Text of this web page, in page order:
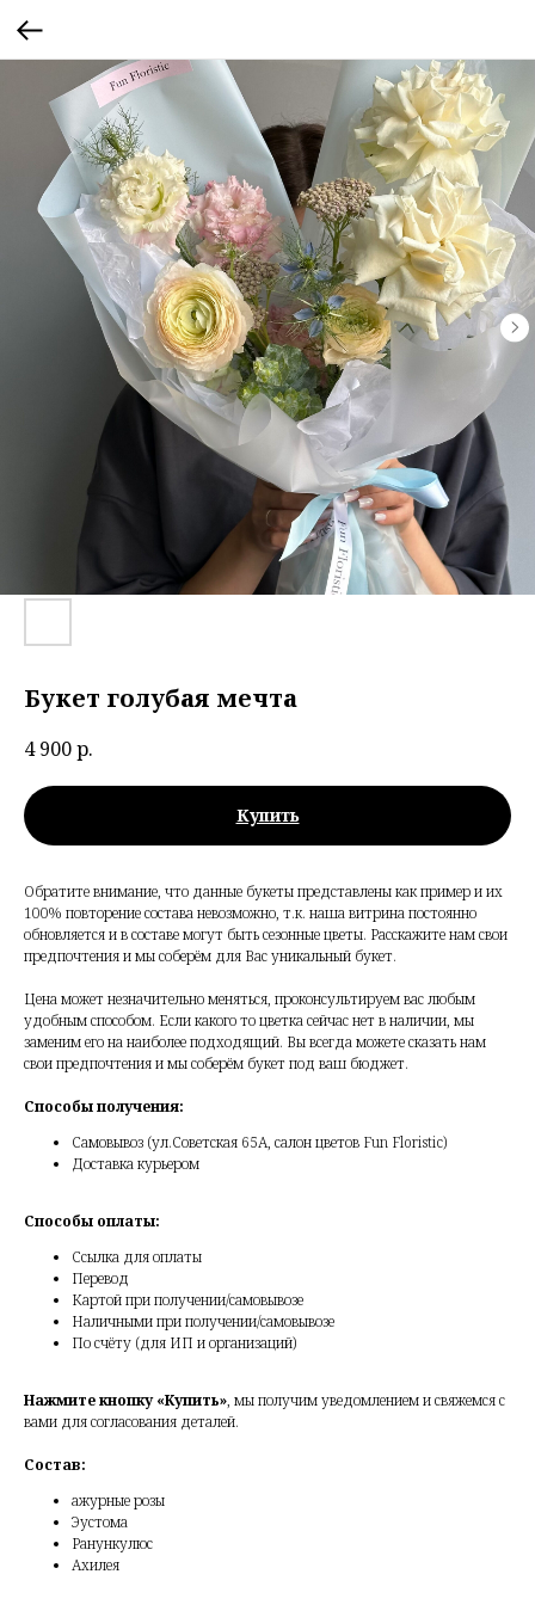
Букет голубая мечта
4 900р.
Купить
Обратите внимание, что данные букеты представлены как пример и их
100% повторение состава невозможно, т.к. наша витрина постоянно
обновляется и в составе могут быть сезонные цветы. Расскажите нам свои
предпочтения и мы соберём для Вас уникальный букет.
Цена может незначительно меняться, проконсультируем вас любым
удобным способом. Если какого то цветка сейчас нет в наличии, мы
заменим его на наиболее подходящий. Вы всегда можете сказать нам
свои предпочтения и мы соберём букет под ваш бюджет.
Способы получения:
Самовывоз (ул.Советская 65А, салон цветов Fun Floristic)
Доставка курьером
Способы оплаты:
Ссылка для оплаты
Перевод
Картой при получении/самовывозе
Наличными при получении/самовывозе
По счёту (для ИП и организаций)
Нажмите кнопку «Купить», мы получим уведомлением и свяжемся с
вами для согласования деталей.
Состав:
ажурные розы
Эустома
Ранункулюс
Ахилея